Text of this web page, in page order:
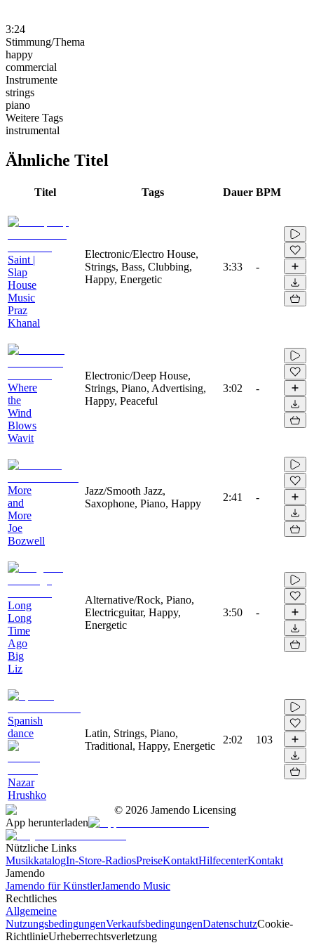
3:24
Stimmung/Thema
happy
commercial
Instrumente
strings
piano
Weitere Tags
instrumental
Ähnliche Titel
Titel Tags Dauer BPM
Saint |
Slap
House
Music
Praz
Khanal
Electronic/Electro House,
Strings, Bass, Clubbing,
Happy, Energetic
3:33 -
Where
the
Wind
Blows
Wavit
Electronic/Deep House,
Strings, Piano, Advertising,
Happy, Peaceful
3:02 -
More
and
More
Joe
Bozwell
Jazz/Smooth Jazz,
Saxophone, Piano, Happy
2:41 -
Long
Long
Time
Ago
Big
Liz
Alternative/Rock, Piano,
Electricguitar, Happy,
Energetic
3:50 -
Spanish
dance
Nazar
Hrushko
Latin, Strings, Piano,
Traditional, Happy, Energetic
2:02 103
© 2026 Jamendo Licensing
App herunterladen
Nützliche Links
MusikkatalogIn-Store-RadiosPreiseKontaktHilfecenterKontakt
Jamendo
Jamendo für KünstlerJamendo Music
Rechtliches
Allgemeine
NutzungsbedingungenVerkaufsbedingungenDatenschutzCookie-
RichtlinieUrheberrechtsverletzung